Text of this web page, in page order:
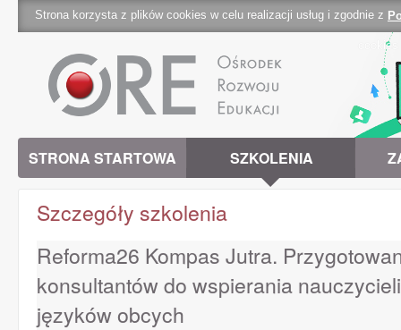
Strona korzysta z plików cookies w celu realizacji usług i zgodnie z
STRONA STARTOWA SZKOLENIA
Szczegóły szkolenia
Reforma26 Kompas Jutra.
konsultantów do wspierania
języków obcych